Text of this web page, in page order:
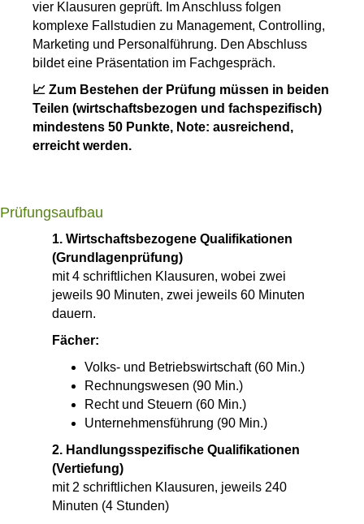
vier Klausuren geprüft. Im Anschluss folgen
komplexe Fallstudien zu Management, Controlling,
Marketing und Personalführung. Den Abschluss
bildet eine Präsentation im Fachgespräch.
📈 Zum Bestehen der Prüfung müssen in beiden
Teilen (wirtschaftsbezogen und fachspezifisch)
mindestens 50 Punkte, Note: ausreichend,
erreicht werden.
Prüfungsaufbau
1. Wirtschaftsbezogene Qualifikationen
(Grundlagenprüfung)
mit 4 schriftlichen Klausuren, wobei zwei
jeweils 90 Minuten, zwei jeweils 60 Minuten
dauern.
Fächer:
Volks- und Betriebswirtschaft (60 Min.)
Rechnungswesen (90 Min.)
Recht und Steuern (60 Min.)
Unternehmensführung (90 Min.)
2. Handlungsspezifische Qualifikationen
(Vertiefung)
mit 2 schriftlichen Klausuren, jeweils 240
Minuten (4 Stunden)